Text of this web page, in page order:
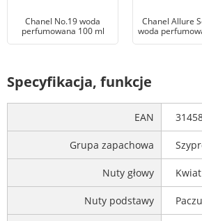
Chanel No.19 woda
perfumowana 100 ml
Chanel Allure
woda
Specyfikacja, funkcje
EAN
Grupa zapachowa
Nuty głowy
Nuty podstawy